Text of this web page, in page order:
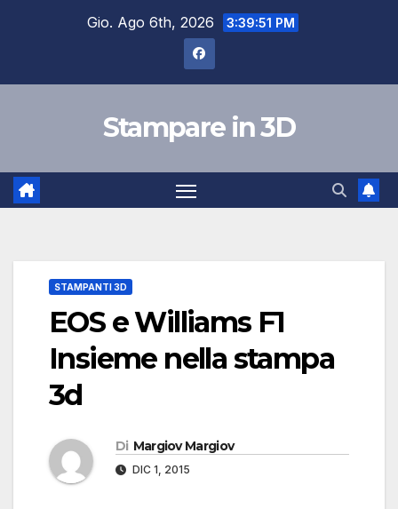
Gio. Ago 6th, 2026 3:39:52 PM
Stampare in 3D
STAMPANTI 3D
EOS e Williams F1
Insieme nella stampa
3d
Di Margiov Margiov
DIC 1, 2015